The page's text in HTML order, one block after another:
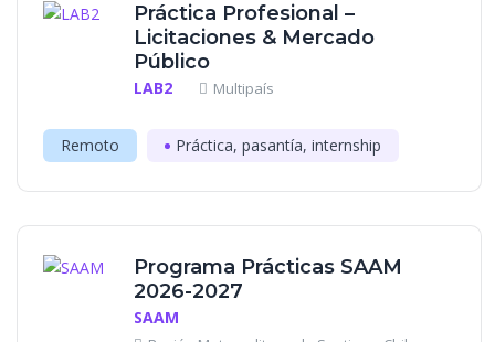
Práctica Profesional –
Licitaciones & Mercado
Público
LAB2 Multipaís
Remoto Práctica, pasantía, internship
Programa Prácticas SAAM
2026-2027
SAAM